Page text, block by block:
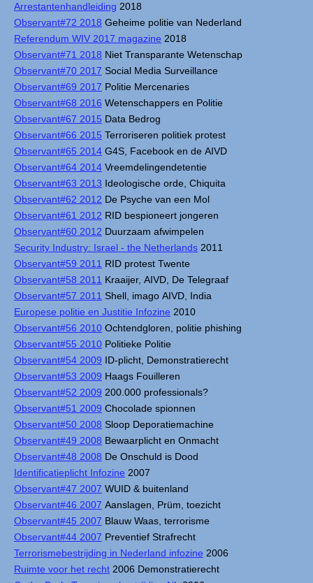
Arrestantenhandleiding 2018
Observant#72 2018 Geheime politie van Nederland
Referendum WIV 2017 magazine 2018
Observant#71 2018 Niet Transparante Wetenschap
Observant#70 2017 Social Media Surveillance
Observant#69 2017 Politie Mercenaries
Observant#68 2016 Wetenschappers en Politie
Observant#67 2015 Data Bedrog
Observant#66 2015 Terroriseren politiek protest
Observant#65 2014 G4S, Facebook en de AIVD
Observant#64 2014 Vreemdelingendetentie
Observant#63 2013 Ideologische orde, Chiquita
Observant#62 2012 De Psyche van een Mol
Observant#61 2012 RID bespioneert jongeren
Observant#60 2012 Duurzaam afwimpelen
Security Industry: Israel - the Netherlands 2011
Observant#59 2011 RID protest Twente
Observant#58 2011 Kraaijer, AIVD, De Telegraaf
Observant#57 2011 Shell, imago AIVD, India
Europese politie en Justitie Infozine 2010
Observant#56 2010 Ochtendgloren, politie phishing
Observant#55 2010 Politieke Politie
Observant#54 2009 ID-plicht, Demonstratierecht
Observant#53 2009 Haags Fouilleren
Observant#52 2009 200.000 professionals?
Observant#51 2009 Chocolade spionnen
Observant#50 2008 Sloop Deporatiemachine
Observant#49 2008 Bewaarplicht en Onmacht
Observant#48 2008 De Onschuld is Dood
Identificatieplicht Infozine 2007
Observant#47 2007 WUID & buitenland
Observant#46 2007 Aanslagen, Prüm, toezicht
Observant#45 2007 Blauw Waas, terrorisme
Observant#44 2007 Preventief Strafrecht
Terrorismebestrijding in Nederland infozine 2006
Ruimte voor het recht 2006 Demonstratierecht